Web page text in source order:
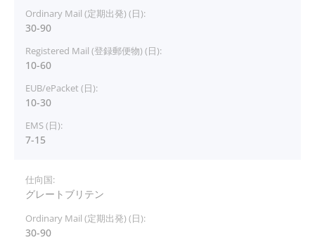
30-90
10-60
10-30
7-15
グレートブリテン
30-90